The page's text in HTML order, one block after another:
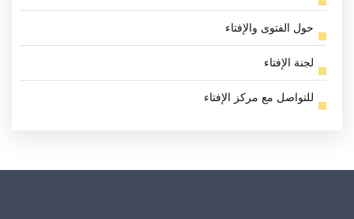
حول الفتوى والإفتاء
لجنة الإفتاء
للتواصل مع مركز الإفتاء